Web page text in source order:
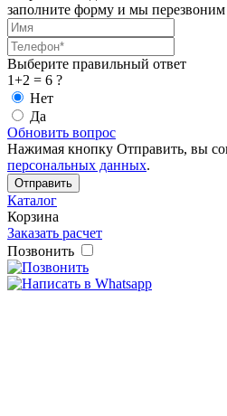
заполните форму и мы
Выберите правильный ответ
1+2 = 6 ?
Нет
Да
Обновить вопрос
Нажимая кнопку Отправить, вы
персональных данных.
Каталог
Корзина
Заказать расчет
Позвонить